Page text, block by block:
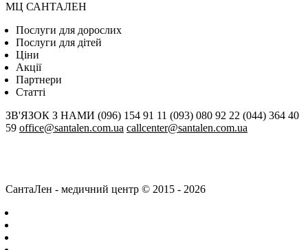
МЦ САНТАЛЕН
Послуги для дорослих
Послуги для дітей
Цiни
Акції
Партнери
Статті
ЗВ'ЯЗОК З НАМИ (096) 154 91 11 (093) 080 92 22 (044) 364 40
59 office@santalen.com.ua callcenter@santalen.com.ua
СантаЛен - медичний центр © 2015 - 2026